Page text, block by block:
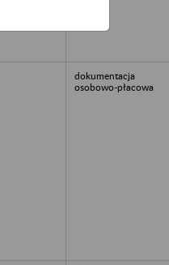
dokumentacja
osobowo-płacowa